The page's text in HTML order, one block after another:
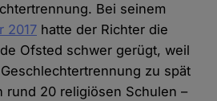
Bei seinem
2017 hatte der Richter die
Ofsted schwer gerügt, weil
zu spät
rund 20 religiösen Schulen –